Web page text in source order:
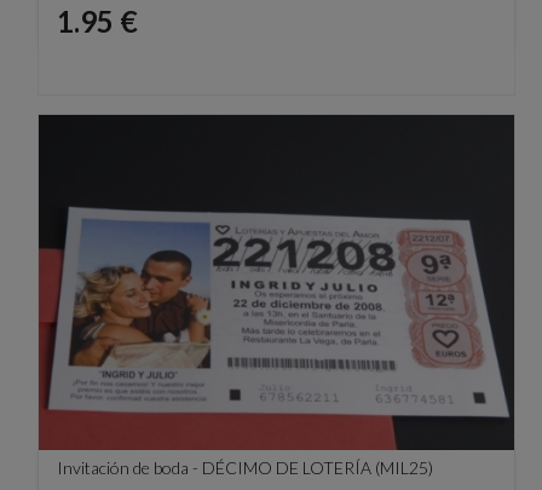
Precio
1.95 €
Invitación de boda - DÉCIMO DE LOTERÍA (MIL25)